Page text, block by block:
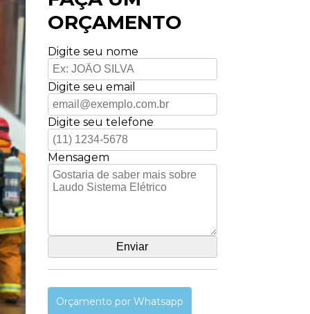
ORÇAMENTO
Digite seu nome
Digite seu email
Digite seu telefone
Mensagem
Orçamento por Whatsapp